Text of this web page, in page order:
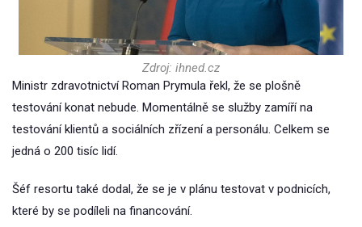
Zdroj: ihned.cz
Ministr zdravotnictví Roman Prymula řekl, že se plošně
testování konat nebude. Momentálně se služby zamíří na
testování klientů a sociálních zřízení a personálu. Celkem se
jedná o 200 tisíc lidí.
Šéf resortu také dodal, že se je v plánu testovat v podnicích,
které by se podíleli na financování.